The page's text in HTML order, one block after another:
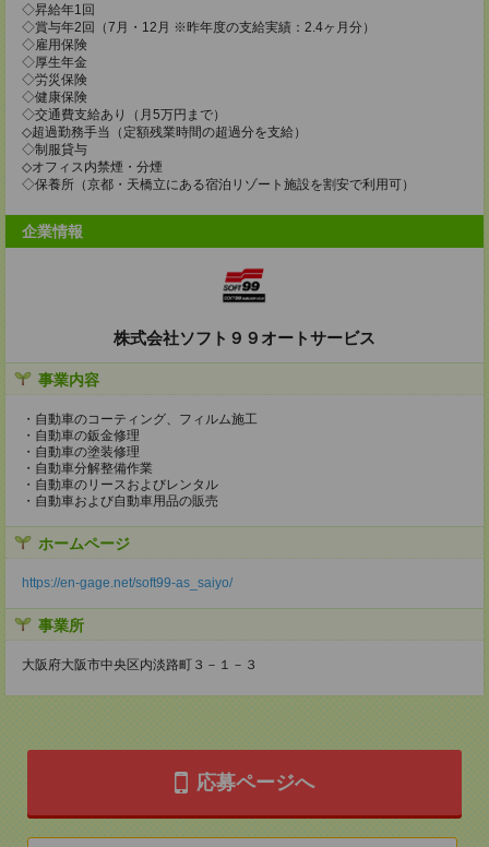
◇昇給年1回
◇賞与年2回（7月・12月 ※昨年度の支給実績：2.4ヶ月分）
◇雇用保険
◇厚生年金
◇労災保険
◇健康保険
◇交通費支給あり（月5万円まで）
◇超過勤務手当（定額残業時間の超過分を支給）
◇制服貸与
◇オフィス内禁煙・分煙
◇保養所（京都・天橋立にある宿泊リゾート施設を割安で利用可）
企業情報
株式会社ソフト９９オートサービス
事業内容
・自動車のコーティング、フィルム施工
・自動車の鈑金修理
・自動車の塗装修理
・自動車分解整備作業
・自動車のリースおよびレンタル
・自動車および自動車用品の販売
ホームページ
https://en-gage.net/soft99-as_saiyo/
事業所
大阪府大阪市中央区内淡路町３－１－３
応募ページへ